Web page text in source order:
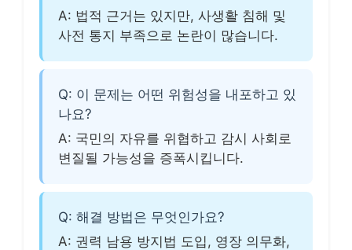
A: 법적 근거는 있지만, 사생활 침해 및
사전 통지 부족으로 논란이 많습니다.
Q: 이 문제는 어떤 위험성을 내포하고 있
나요?
A: 국민의 자유를 위협하고 감시 사회로
변질될 가능성을 증폭시킵니다.
Q: 해결 방법은 무엇인가요?
A: 권력 남용 방지법 도입, 영장 의무화,